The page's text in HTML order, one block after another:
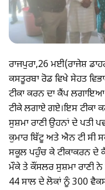
ਰਾਜਪੁਰਾ,26 ਮਈ(ਰਾਜੇਸ਼
ਕਸਤੂਰਬਾ ਰੋਡ ਵਿਖੇ ਸੇਹਤ
ਟੀਕਾ ਕਰਨ ਦਾ ਕੈੰਪ
ਟੀਕੇ ਲਗਾਏ ਗਏ।ਇਸ ਟੀਕਾ
ਸੁਸ਼ਮਾ ਰਾਣੀ ਉਹਨਾਂ ਦੇ ਪਤੀ
ਕੁਮਾਰ ਬਿੱਟੂ ਅਤੇ ਐਨ ਟੀ ਸੀ
ਸਕੂਲ ਪਹੁੰਚ ਕੇ ਟੀਕਾਕਰਨ ਦੇ
ਮੌਕੇ ਤੇ ਕੌਂਸਲਰ ਸੁਸ਼ਮਾ ਰਾਣੀ
44 ਸਾਲ ਦੇ ਲੋਕਾਂ ਨੂੰ 300